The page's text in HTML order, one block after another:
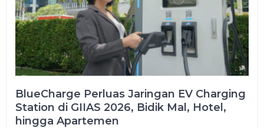
BlueCharge Perluas Jaringan EV Charging
Station di GIIAS 2026, Bidik Mal, Hotel,
hingga Apartemen